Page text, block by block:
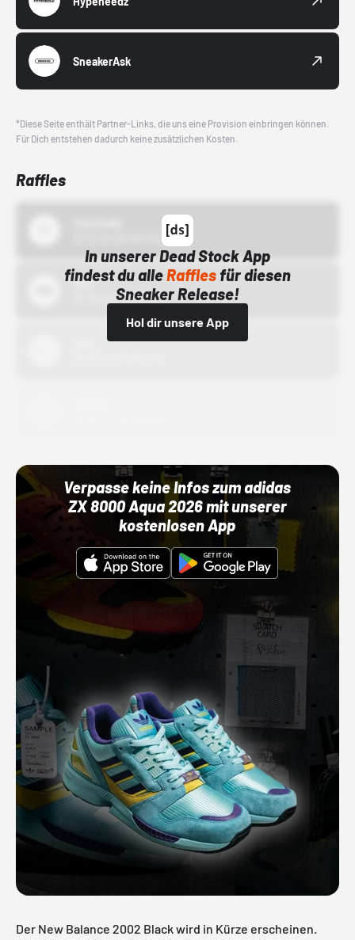
SneakerAsk
*Diese Seite enthält Partner-Links, die uns eine Provision einbringen können.
Für Dich entstehen dadurch keine zusätzlichen Kosten.
Raffles
In unserer Dead Stock App
findest du alleRafflesfür diesen
Sneaker Release!
Hol dir unsere App
Bstn
01.10.22 00:00 Uhr
Verpasse keine Infos zum adidas
ZX 8000 Aqua 2026 mit unserer
kostenlosen App
Der New Balance 2002 Black wird in Kürze erscheinen.